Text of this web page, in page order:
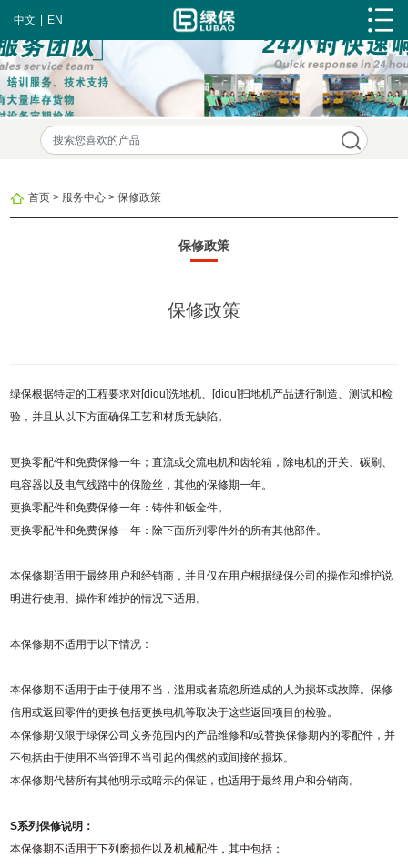
中文 EN
首页 > 服务中心 >保修政策
保修政策
保修政策
绿保根据特定的工程要求对[diqu]洗地机、 [diqu]扫地机产品进行制造、测试和检
验，并且从以下方面确保工艺和材质无缺陷。
更换零配件和免费保修一年；直流或交流电机和齿轮箱，除电机的开关、碳刷、
电容器以及电气线路中的保险丝，其他的保修期一年。
更换零配件和免费保修一年：铸件和钣金件。
更换零配件和免费保修一年：除下面所列零件外的所有其他部件。
本保修期适用于最终用户和经销商，并且仅在用户根据绿保公司的操作和维护说
明进行使用、操作和维护的情况下适用。
本保修期不适用于以下情况：
本保修期不适用于由于使用不当，滥用或者疏忽所造成的人为损坏或故障。保修
信用或返回零件的更换包括更换电机等取决于这些返回项目的检验。
本保修期仅限于绿保公司 义务范围内的产品维修和/或替换保修期内的零配件，并
不包括由于使用不当管理不当引起的偶然的或间接的损坏。
本保修期代替所有其他明示或暗示的保证，也适用于最终用户和分销商。
S系列保修说明：
本保修期不适用于下列磨损件以及机械配件，其中包括：